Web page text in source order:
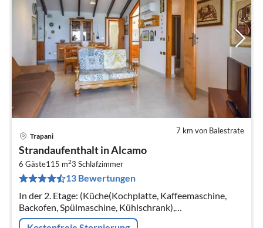
7 km von Balestrate
Trapani
Strandaufenthalt in Alcamo
6 Gäste115 m23 Schlafzimmer
13 Bewertungen
In der 2. Etage: (Küche(Kochplatte, Kaffeemaschine,
Backofen, Spülmaschine, Kühlschrank),
Wohn/Esszimmer(Doppelschlafcouch, Esstisch),